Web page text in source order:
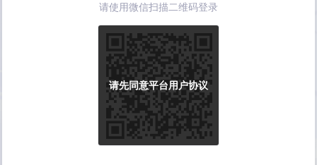
请使用微信扫描二维码登录
请先同意平台用户协议